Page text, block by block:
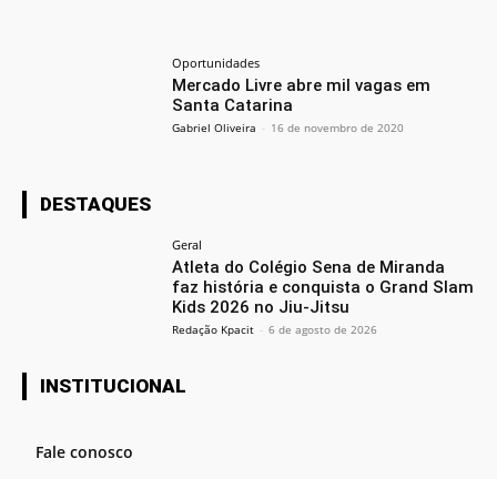
Oportunidades
Mercado Livre abre mil vagas em
Santa Catarina
Gabriel Oliveira - 16 de novembro de 2020
DESTAQUES
Geral
Atleta do Colégio Sena de Miranda
faz história e conquista o Grand Slam
Kids 2026 no Jiu-Jitsu
Redação Kpacit - 6 de agosto de 2026
INSTITUCIONAL
Fale conosco